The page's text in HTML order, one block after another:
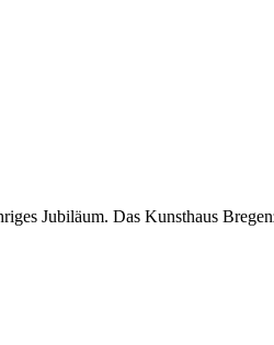
Jubiläum. Das Kunsthaus